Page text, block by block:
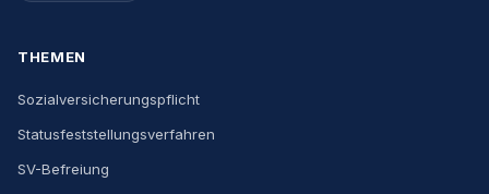
THEMEN
Sozialversicherungspflicht
Statusfeststellungsverfahren
SV-Befreiung